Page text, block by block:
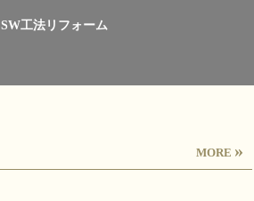
SW工法リフォーム
MORE »